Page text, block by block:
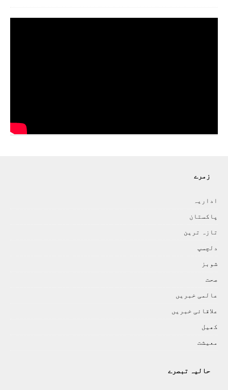
زمرے
اداريہ
پاکستان
تازہ ترين
دلچسپ
شوبز
صحت
عالمی خبريں
علاقائی خبريں
کھيل
معيشت
حالیہ تبصرے